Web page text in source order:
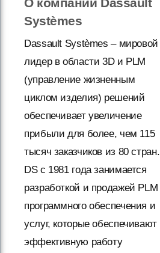
Systèmes
Dassault Systèmes – мировой
лидер в области 3D и PLM
(управление жизненным
циклом изделия) решений
обеспечивает увеличение
прибыли для более, чем 115
тысяч заказчиков из 80 стран.
DS с 1981 года занимается
разработкой и продажей PLM
программного обеспечения и
услуг, которые обеспечивают
эффективную работу